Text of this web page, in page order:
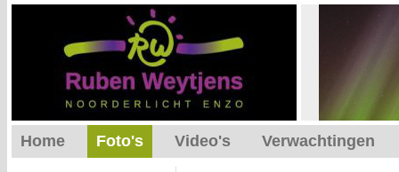
Home Foto's Video's Verwachtingen